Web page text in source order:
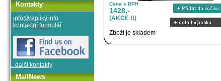
Cena s DPH
1428,-
(AKCE !!)
Zboží je skladem
Kontakty
info@repliky.info
kontaktní formulář
.. další kontakty
MailNews